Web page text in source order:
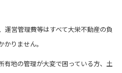
運営管理費等はすべて大栄不動産の負
りません。
有地の管理が大変で困っている方、土